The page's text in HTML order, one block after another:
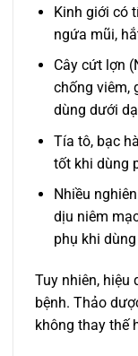
Kinh giới có
ngứa mũi,
Cây cứt lợn
chống viêm,
dùng dưới
Tía tô, bạc
tốt khi dùng
Nhiều
dịu niêm
phụ khi
Tuy nhiên, hiệu
bệnh. Thảo
không thay thế